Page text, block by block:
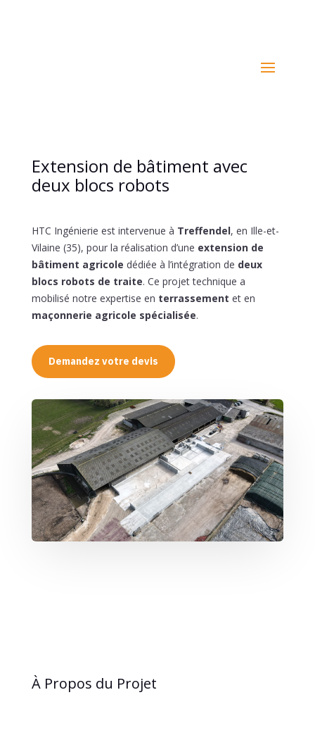
Extension de bâtiment avec
deux blocs robots
HTC Ingénierie est intervenue à Treffendel, en Ille-et-
Vilaine (35), pour la réalisation d’une extension de
bâtiment agricole dédiée à l’intégration de deux
blocs robots de traite. Ce projet technique a
mobilisé notre expertise en terrassement et en
maçonnerie agricole spécialisée.
Demandez votre devis
À Propos du Projet